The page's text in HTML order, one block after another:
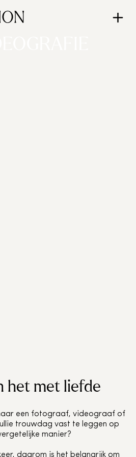
het met liefde
een fotograaf, videograaf of
trouwdag vast te leggen op
manier?
daarom is het belangrijk om